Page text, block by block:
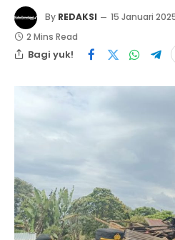
By REDAKSI 15 Januari
2 Mins Read
Bagi yuk!